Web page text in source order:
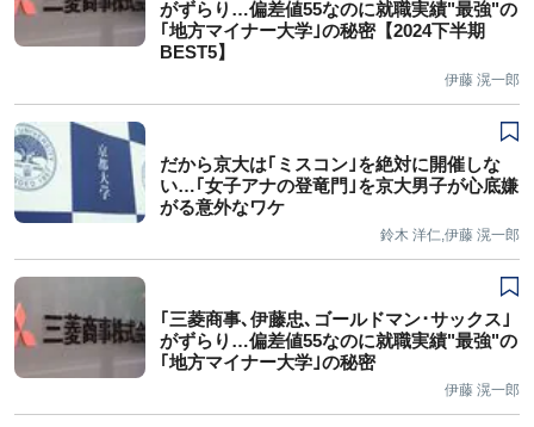
がずらり…偏差値55なのに就職実績"最強"の
｢地方マイナー大学｣の秘密【2024下半期
BEST5】
伊藤 滉一郎
だから京大は｢ミスコン｣を絶対に開催しな
い…｢女子アナの登竜門｣を京大男子が心底嫌
がる意外なワケ
鈴木 洋仁,伊藤 滉一郎
｢三菱商事､伊藤忠､ゴールドマン･サックス｣
がずらり…偏差値55なのに就職実績"最強"の
｢地方マイナー大学｣の秘密
伊藤 滉一郎